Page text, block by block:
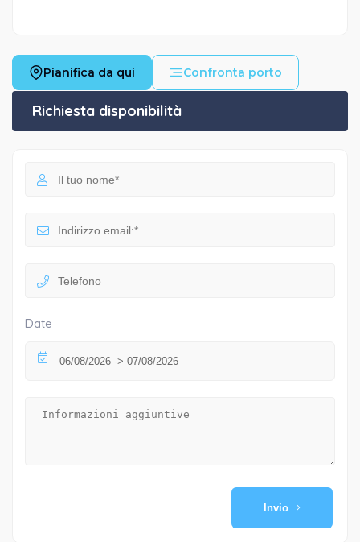
Pianifica da qui Confronta porto
Richiesta disponibilità
Date
Invio